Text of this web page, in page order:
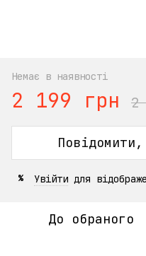
Немає в наявності
2 199 грн 2
% Увійти для
До обраного